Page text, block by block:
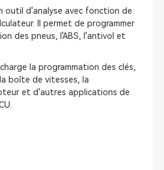
outil d'analyse avec fonction de
Il permet de programmer
des pneus, l'ABS, l'antivol et
la programmation des clés,
boîte de vitesses, la
et d'autres applications de